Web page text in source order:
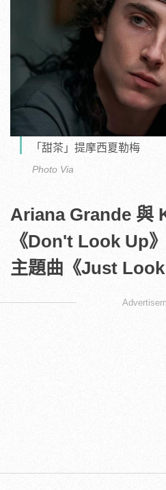
「甜茶」提摩西夏勒梅
Photo Via
Ariana Grande 與
《Don't Look Up
主題曲《Just Look